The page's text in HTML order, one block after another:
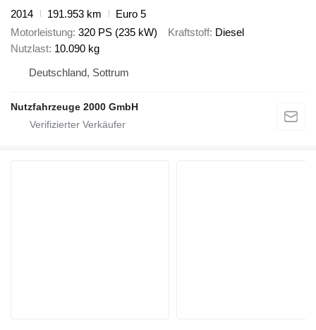
2014
191.953 km
Euro 5
Motorleistung 320 PS (235 kW) Kraftstoff Diesel
Nutzlast 10.090 kg
Deutschland, Sottrum
Nutzfahrzeuge 2000 GmbH